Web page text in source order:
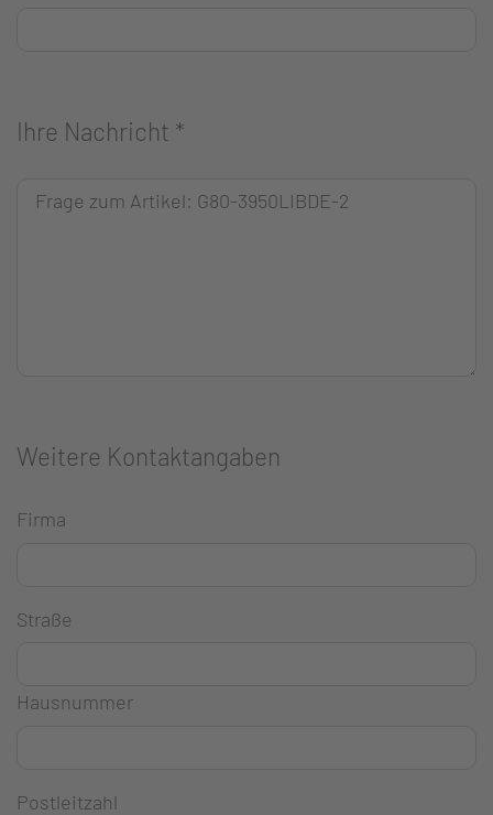
Ihre Nachricht *
Weitere Kontaktangaben
Firma
Straße
Hausnummer
Postleitzahl